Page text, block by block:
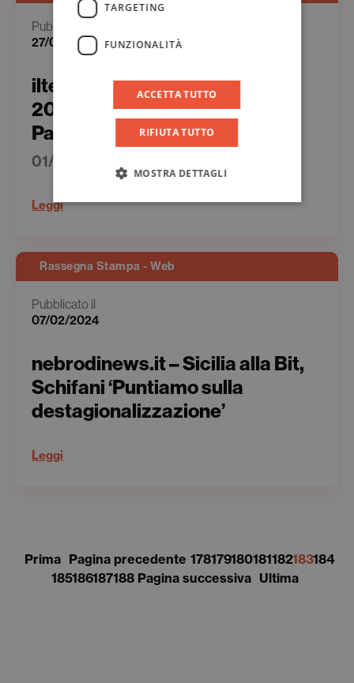
Pubblicato il
27/05/2022
iltempo.it – I Taobuk Awards
2022 a Paul Auster, il Nobel
Parisi e Houellebecq
01/02/2022
Leggi
Rassegna Stampa - Web
Pubblicato il
07/02/2024
nebrodinews.it – Sicilia alla Bit,
Schifani ‘Puntiamo sulla
destagionalizzazione’
Leggi
Prima Pagina precedente 178179180181182183184
185186187188 Pagina successiva Ultima
TARGETING
FUNZIONALITÀ
ACCETTA TUTTO
RIFIUTA TUTTO
MOSTRA DETTAGLI